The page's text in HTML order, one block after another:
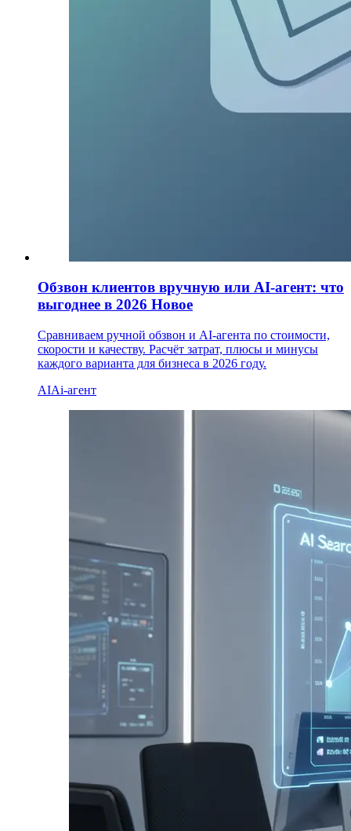
Обзвон клиентов вручную или AI-агент: что
выгоднее в 2026 Новое
Сравниваем ручной обзвон и AI-агента по стоимости,
скорости и качеству. Расчёт затрат, плюсы и минусы
каждого варианта для бизнеса в 2026 году.
AIAi-агент